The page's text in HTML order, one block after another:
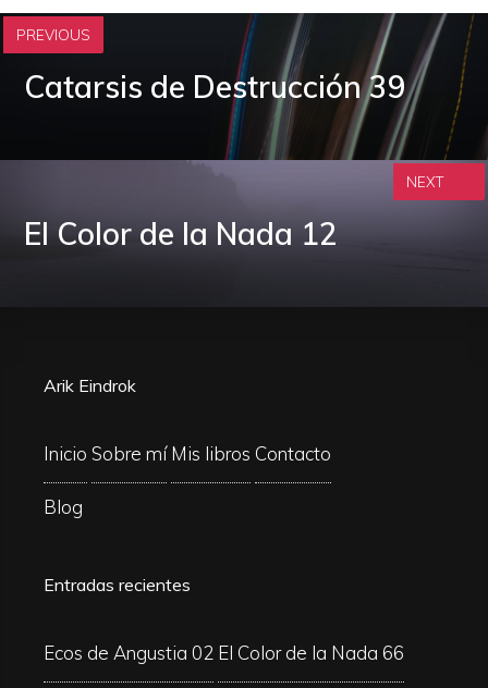
PREVIOUS
Catarsis de Destrucción 39
El Color de la Nada 12
NEXT
Arik Eindrok
Inicio Sobre mí Mis libros Contacto
Blog
Entradas recientes
Ecos de Angustia 02 El Color de la Nada 66